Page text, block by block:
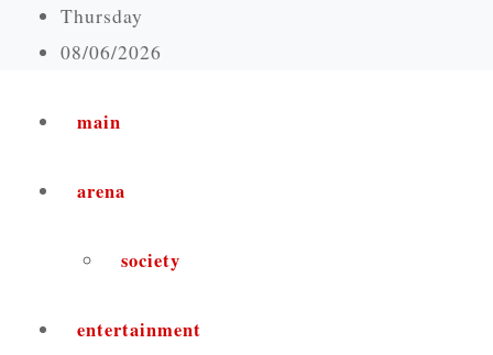
Thursday
08/06/2026
main
arena
society
entertainment